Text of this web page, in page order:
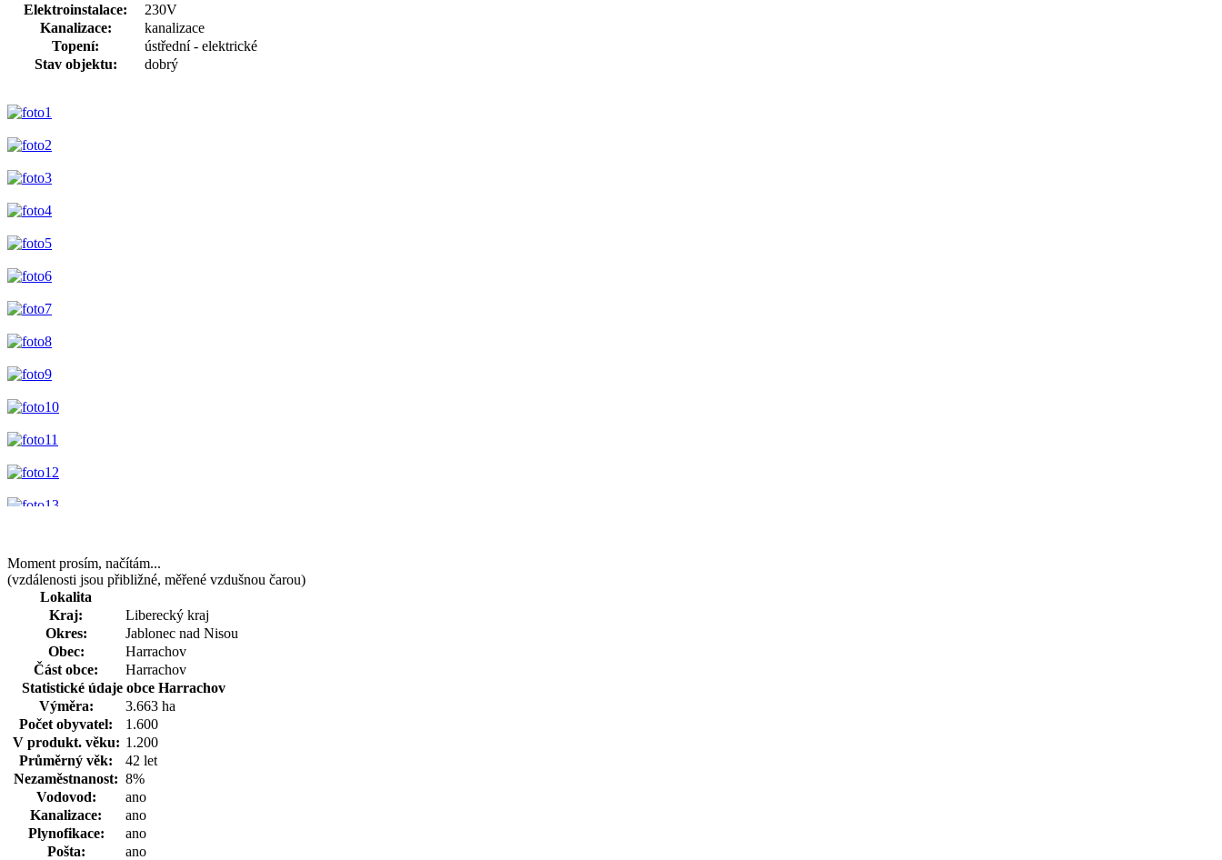
Elektroinstalace:
230V
Kanalizace:
kanalizace
Topení:
ústřední - elektrické
Stav objektu:
dobrý
Moment prosím, načítám...
(vzdálenosti jsou přibližné, měřené vzdušnou čarou)
Lokalita
Kraj:
Liberecký kraj
Okres:
Jablonec nad Nisou
Obec:
Harrachov
Část obce:
Harrachov
Statistické údaje obce Harrachov
Výměra:
3.663 ha
Počet obyvatel:
1.600
V produkt. věku: 1.200
Průměrný věk:
42 let
Nezaměstnanost: 8%
Vodovod:
ano
Kanalizace:
ano
Plynofikace:
ano
Pošta:
ano